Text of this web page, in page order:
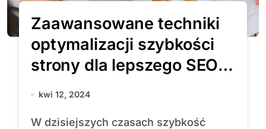
Zaawansowane techniki
optymalizacji szybkości
strony dla lepszego SEO
w 2024 roku
kwi 12, 2024
W dzisiejszych czasach szybkość